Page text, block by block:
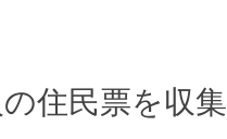
住民票を収